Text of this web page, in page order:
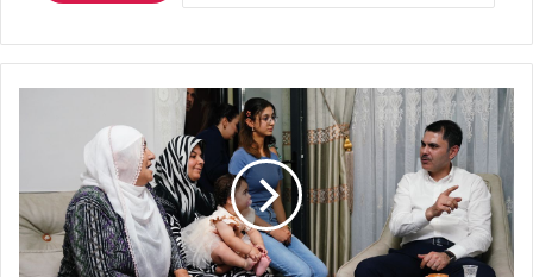
وزير
البيئة
مراد
كوروم
يزور
عائلة
متضررة